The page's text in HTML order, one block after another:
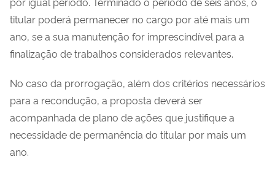
titular poderá permanecer no cargo por até mais um
ano, se a sua manutenção for imprescindível para a
finalização de trabalhos considerados relevantes.
No caso da prorrogação, além dos critérios necessários
para a recondução, a proposta deverá ser
acompanhada de plano de ações que justifique a
necessidade de permanência do titular por mais um
ano.